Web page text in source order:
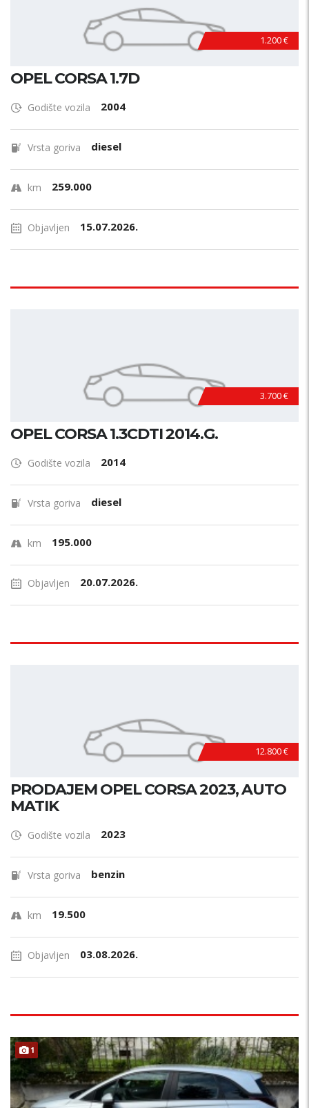
1.200 €
OPEL CORSA 1.7D
Godište vozila 2004
Vrsta goriva diesel
km 259.000
Objavljen 15.07.2026.
3.700 €
OPEL CORSA 1.3CDTI 2014.G.
Godište vozila 2014
Vrsta goriva diesel
km 195.000
Objavljen 20.07.2026.
12.800 €
PRODAJEM OPEL CORSA 2023, AUTO
MATIK
Godište vozila 2023
Vrsta goriva benzin
km 19.500
Objavljen 03.08.2026.
1